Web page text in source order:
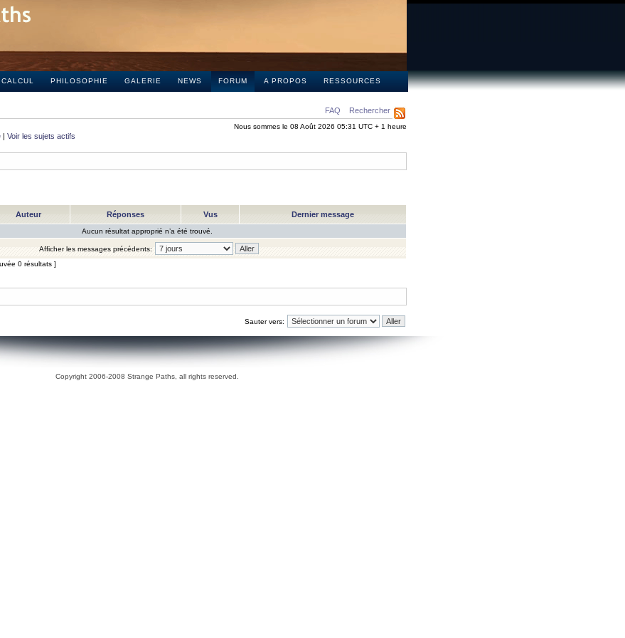
CALCUL PHILOSOPHIE GALERIE NEWS FORUM A PROPOS RESSOURCES
FAQ Rechercher
Nous sommes le 08 Août 2026 05:31 UTC + 1 heure
| Voir les sujets actifs
Auteur Réponses Vus Dernier message
Aucun résultat approprié n’a été trouvé.
Afficher les messages précédents:
0 résultats ]
Sauter vers:
Copyright 2006-2008 Strange Paths, all rights reserved.